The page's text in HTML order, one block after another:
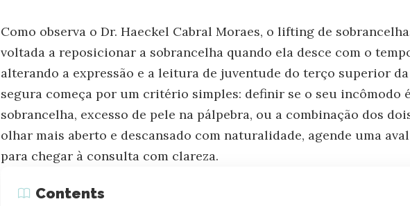
Como observa o Dr. Haeckel Cabral Moraes, o lifting de
voltada a reposicionar a sobrancelha quando ela desce com o
alterando a expressão e a leitura de juventude do terço superior da
segura começa por um critério simples: definir se o seu incômodo
sobrancelha, excesso de pele na pálpebra, ou a combinação dos
olhar mais aberto e descansado com naturalidade, agende uma
para chegar à consulta com clareza.
Contents